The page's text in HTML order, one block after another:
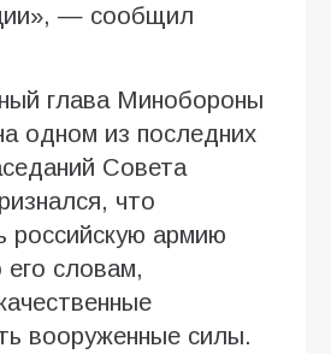
— сообщил
глава Минобороны
одном из последних
Совета
что
российскую армию
словам,
вооруженные силы.